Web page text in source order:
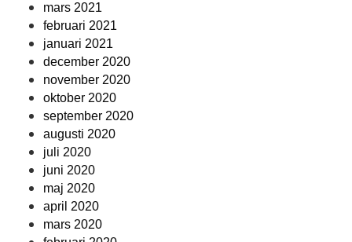
mars 2021
februari 2021
januari 2021
december 2020
november 2020
oktober 2020
september 2020
augusti 2020
juli 2020
juni 2020
maj 2020
april 2020
mars 2020